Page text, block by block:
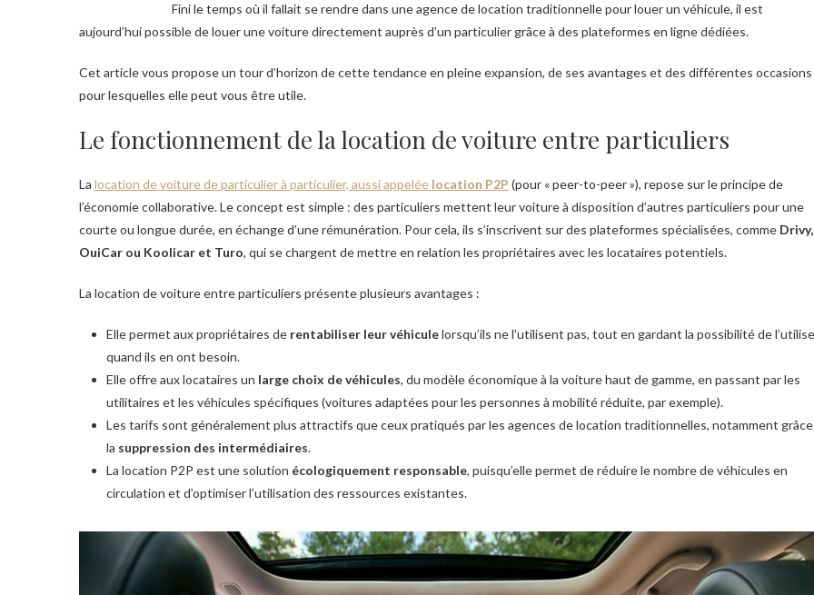
Fini le temps où il fallait se rendre dans une agence de location traditionnelle pour louer un véhicule, il est
aujourd’hui possible de louer une voiture directement auprès d’un particulier grâce à des plateformes en ligne dédiées.
Cet article vous propose un tour d’horizon de cette tendance en pleine expansion, de ses avantages et des différentes occasions
pour lesquelles elle peut vous être utile.
Le fonctionnement de la location de voiture entre particuliers
La location de voiture de particulier à particulier, aussi appelée location P2P (pour « peer-to-peer »), repose sur le principe de
l’économie collaborative. Le concept est simple : des particuliers mettent leur voiture à disposition d’autres particuliers pour une
courte ou longue durée, en échange d’une rémunération. Pour cela, ils s’inscrivent sur des plateformes spécialisées, comme Drivy,
OuiCar ou Koolicar et Turo, qui se chargent de mettre en relation les propriétaires avec les locataires potentiels.
La location de voiture entre particuliers présente plusieurs avantages :
Elle permet aux propriétaires de rentabiliser leur véhiculelorsqu’ils ne l’utilisent pas, tout en gardant la possibilité de
quand ils en ont besoin.
Elle offre aux locataires un large choix de véhicules, du modèle économique à la voiture haut de gamme, en passant par les
utilitaires et les véhicules spécifiques (voitures adaptées pour les personnes à mobilité réduite, par exemple).
Les tarifs sont généralement plus attractifs que ceux pratiqués par les agences de location traditionnelles, notamment grâce
la suppression des intermédiaires.
La location P2P est une solution écologiquement responsable, puisqu’elle permet de réduire le nombre de véhicules en
circulation et d’optimiser l’utilisation des ressources existantes.